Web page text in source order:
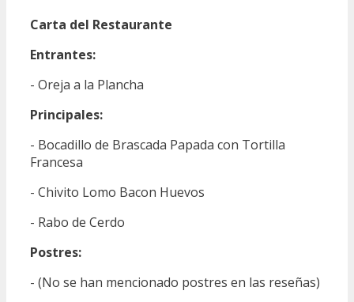
Carta del Restaurante
Entrantes:
- Oreja a la Plancha
Principales:
- Bocadillo de Brascada Papada con Tortilla
Francesa
- Chivito Lomo Bacon Huevos
- Rabo de Cerdo
Postres:
- (No se han mencionado postres en las reseñas)